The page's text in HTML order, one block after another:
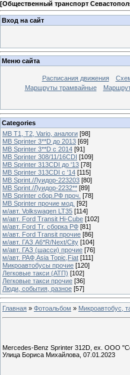
[Общественный транспорт
Вход на сайт
Меню сайта
Расписания движения
Маршруты трамвайные
Categories
MB T1, T2, Vario, аналоги [98]
MB Sprinter 3**D до 2013 [69]
MB Sprinter 3**D с 2014 [91]
MB Sprinter 308/11/16CDI [109]
MB Sprinter 313CDI до '13 [78]
MB Sprinter 313CDI с '14 [115]
MB Sprint./Луидор-223203 [80]
MB Sprint./Луидор-2232** [89]
MB Sprinter сбор.РФ проч. [78]
MB Sprinter прочие мод. [92]
м/авт. Volkswagen LT35 [114]
м/авт. Ford Transit Hi-Cube [102]
м/авт. Ford Tr. сборка РФ [81]
м/авт. Ford Transit прочие [86]
м/авт. ГАЗ A6*R/Next/City [104]
м/авт. ГАЗ (шасси) прочие [76]
м/авт. РАФ,Asia Topic,Fiat [111]
Микроавтобусы прочие [120]
Легковые такси (АТП) [102]
Легковые такси прочие [36]
Люди, события, разное [57]
Главная » Фотоальбом » Микроавтобус,
Mercedes-Benz Sprinter 312D, ех. ООО
Улица Бориса Михайлова, 07.01.2023